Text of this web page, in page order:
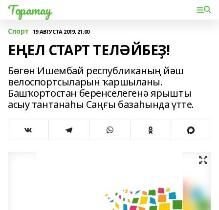
Торатау
Спорт 19 АВГУСТА 2019, 21:00
ЕҢЕЛ СТАРТ ТЕЛӘЙБЕҘ!
Бөгөн Ишембай республиканың йәш
велоспортсыларын ҡаршыланы.
Башҡортостан беренселегенә ярышты
асыу тантанаһы Саңғы базаһында үтте.